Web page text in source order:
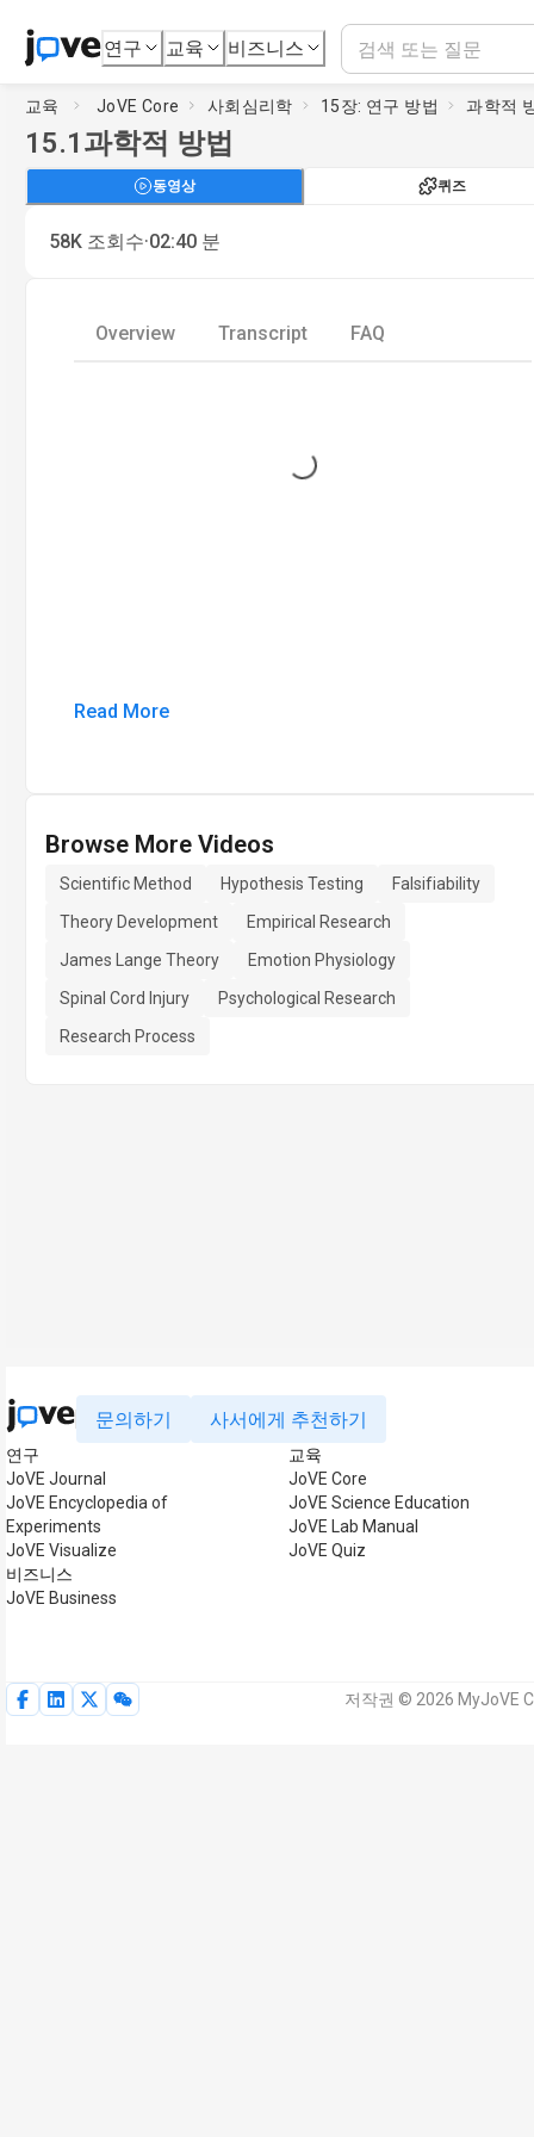
연구 교육 비즈니스
교육 JoVE Core 사회심리학 15장: 연구 방법 과학적
15.1 과학적 방법
동영상 퀴즈
58K 조회수·02:40 분
Overview Transcript FAQ
Loading...
Read More
Browse More Videos
Scientific Method Hypothesis Testing
Falsifiability
Theory Development
Empirical Research
James Lange Theory
Emotion Physiology
Spinal Cord Injury
Psychological Research
Research Process
문의하기 사서에게 추천하기
연구
JoVE Journal
JoVE Encyclopedia of
Experiments
JoVE Visualize
비즈니스
JoVE Business
교육
JoVE Core
JoVE Science Education
JoVE Lab Manual
JoVE Quiz
저작권 © 2026 MyJoVE